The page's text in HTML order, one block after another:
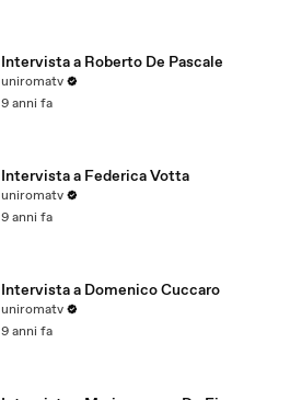
Intervista a Roberto De Pascale
uniromatv
9 anni fa
Intervista a Federica Votta
uniromatv
9 anni fa
Intervista a Domenico Cuccaro
uniromatv
9 anni fa